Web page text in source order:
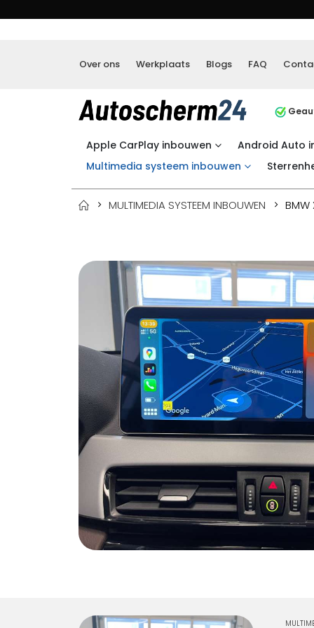
Over ons Werkplaats Blogs FAQ
Apple CarPlay inbouwen Android Auto
Multimedia systeem inbouwen
MULTIMEDIA SYSTEEM INBOUWEN BMW